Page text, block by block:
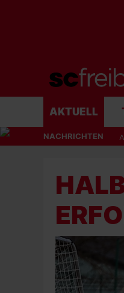
AKTUELL
NACHRICHTEN